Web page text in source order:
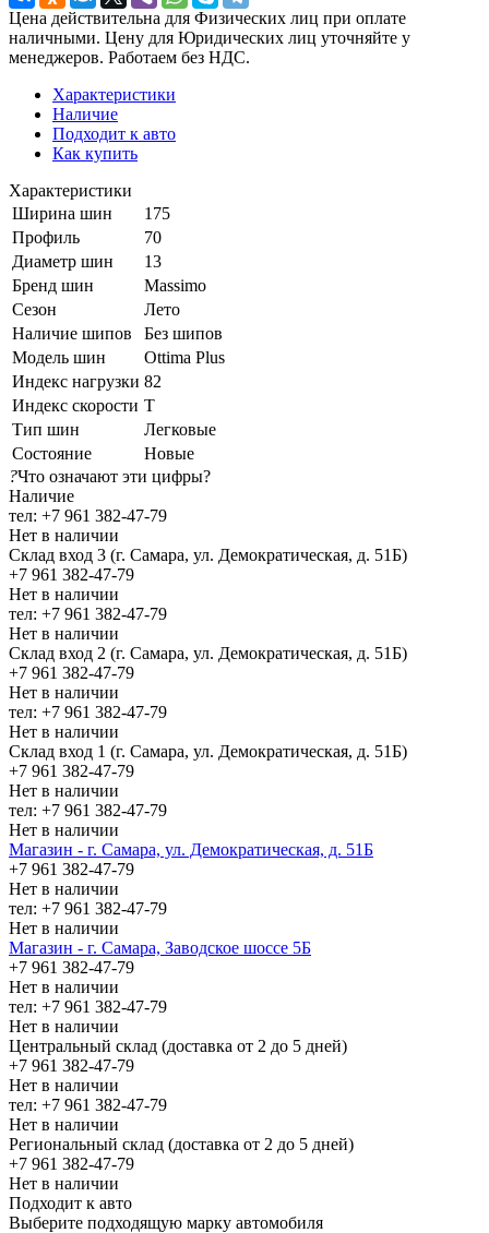
Цена действительна для Физических лиц при оплате
наличными. Цену для Юридических лиц уточняйте у
менеджеров. Работаем без НДС.
Характеристики
Наличие
Подходит к авто
Как купить
Характеристики
Ширина шин
175
Профиль
70
Диаметр шин
13
Бренд шин
Massimo
Сезон
Лето
Наличие шипов
Без шипов
Модель шин
Ottima Plus
Индекс нагрузки 82
Индекс скорости T
Тип шин
Легковые
Состояние
Новые
?Что означают эти цифры?
Наличие
тел: +7 961 382-47-79
Нет в наличии
Склад вход 3 (г. Самара, ул. Демократическая, д. 51Б)
+7 961 382-47-79
Нет в наличии
тел: +7 961 382-47-79
Нет в наличии
Склад вход 2 (г. Самара, ул. Демократическая, д. 51Б)
+7 961 382-47-79
Нет в наличии
тел: +7 961 382-47-79
Нет в наличии
Склад вход 1 (г. Самара, ул. Демократическая, д. 51Б)
+7 961 382-47-79
Нет в наличии
тел: +7 961 382-47-79
Нет в наличии
Магазин - г. Самара, ул. Демократическая, д. 51Б
+7 961 382-47-79
Нет в наличии
тел: +7 961 382-47-79
Нет в наличии
Магазин - г. Самара, Заводское шоссе 5Б
+7 961 382-47-79
Нет в наличии
тел: +7 961 382-47-79
Нет в наличии
Центральный склад (доставка от 2 до 5 дней)
+7 961 382-47-79
Нет в наличии
тел: +7 961 382-47-79
Нет в наличии
Региональный склад (доставка от 2 до 5 дней)
+7 961 382-47-79
Нет в наличии
Подходит к авто
Выберите подходящую марку автомобиля